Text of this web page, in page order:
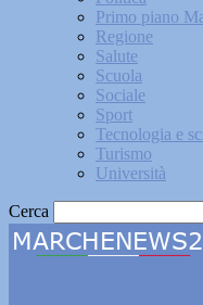
Primo piano
Regione
Salute
Scuola
Sociale
Sport
Tecnologia e
Turismo
Università
Cerca